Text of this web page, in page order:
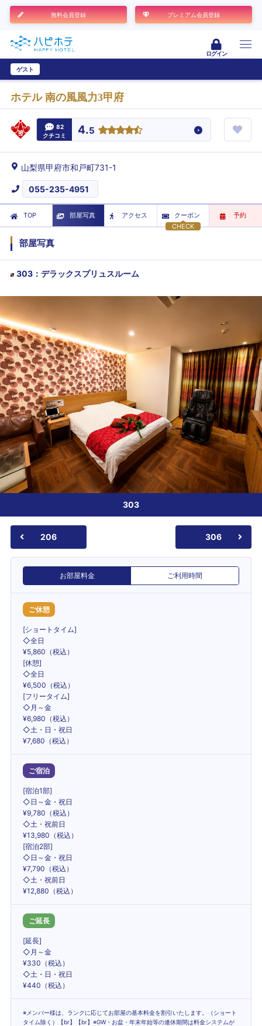
無料会員登録 プレミアム会員登録
ログイン
ゲスト
ホテル 南の風風力3甲府
82
クチコミ
4.5
山梨県甲府市和戸町731-1
055-235-4951
TOP 部屋写真
アクセス
CHECK
クーポン 予約
部屋写真
303 ： デラックスプリュスルーム
303
206 306
お部屋料金 ご利用時間
ご休憩
[ショートタイム]
◇全日
¥5,860（税込）
[休憩]
◇全日
¥6,500（税込）
[フリータイム]
◇月～金
¥6,980（税込）
◇土・日・祝日
¥7,680（税込）
ご宿泊
[宿泊1部]
◇日～金・祝日
¥9,780（税込）
◇土・祝前日
¥13,980（税込）
[宿泊2部]
◇日～金・祝日
¥7,790（税込）
◇土・祝前日
¥12,880（税込）
ご延長
[延長]
◇月～金
¥330（税込）
◇土・日・祝日
¥440（税込）
※メンバー様は、ランクに応じてお部屋の基本料金を割引いたします。（ショート
タイム除く）【br】【br】※GW・お盆・年末年始等の連休期間は料金システムが